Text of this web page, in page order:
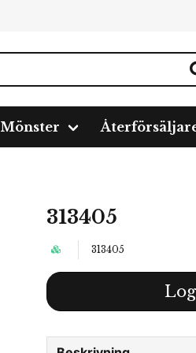
Mönster
313405
313405